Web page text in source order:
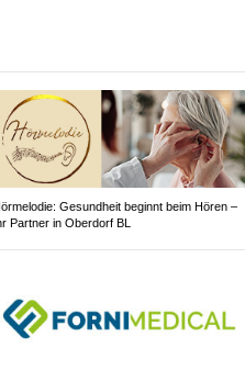
Gesundheit beginnt beim Hören –
Partner in Oberdorf BL